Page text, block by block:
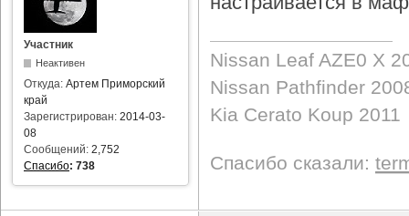
Участник
Неактивен
Откуда: Артем Приморский
край
Зарегистрирован: 2014-03-
08
Сообщений: 2,752
Спасибо: 738
Nissan Leaf AZE0 X
Nissan Pathfinder
Kia Cerato Koup 2011
Спасибо сказали: